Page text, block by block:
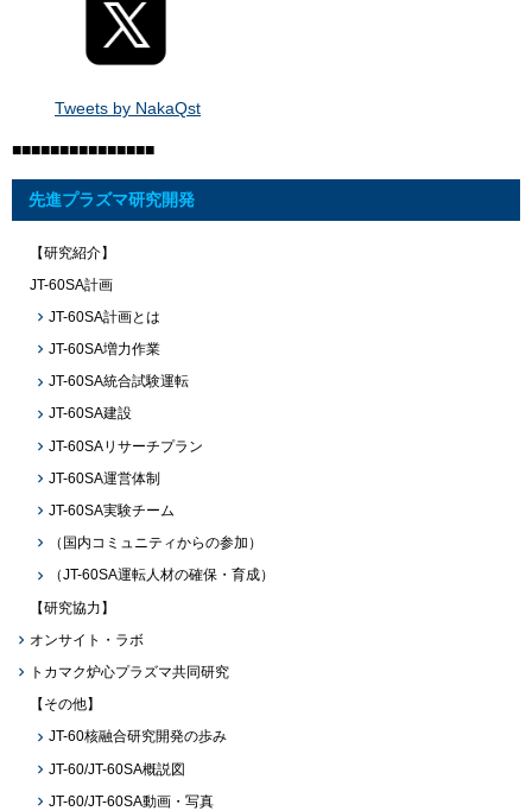
Tweets by NakaQst
■■■■■■■■■■■■■■■
先進プラズマ研究開発
【研究紹介】
JT-60SA計画
JT-60SA計画とは
JT-60SA増力作業
JT-60SA統合試験運転
JT-60SA建設
JT-60SAリサーチプラン
JT-60SA運営体制
JT-60SA実験チーム
（国内コミュニティからの参加）
（JT-60SA運転人材の確保・育成）
【研究協力】
オンサイト・ラボ
トカマク炉心プラズマ共同研究
【その他】
JT-60核融合研究開発の歩み
JT-60/JT-60SA概説図
JT-60/JT-60SA動画・写真